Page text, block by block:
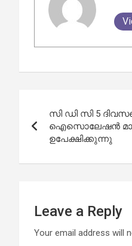
navigation
സി ഡി സി 5
ഐസൊലേഷൻ
ഉപേക്ഷിക്കുന്നു
Leave a Reply
Your email address will